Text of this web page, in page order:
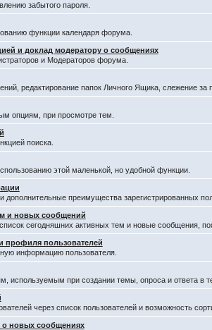
забытого пароля.
функции календаря форума.
и доклад модератору о сообщениях
и Модераторов форума.
редактирование папок Личного Ящика, слежение
опциям, при просмотре тем.
поиска.
этой маленькой, но удобной функции.
и дополнительные преимущества зарегистрированных
и новых сообщений
сегодняшних активных тем и новые сообщения,
пользователей
информацию пользователя.
используемым при создании темы, опроса и ответа в
через список пользователей и возможность
о новых сообщениях